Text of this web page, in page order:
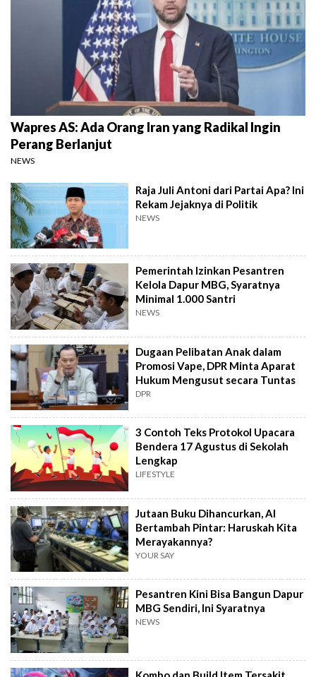
Wapres AS: Ada Orang Iran yang Radikal Ingin
Perang Berlanjut
NEWS
Raja Juli Antoni dari Partai Apa? Ini
Rekam Jejaknya di Politik
NEWS
Pemerintah Izinkan Pesantren
Kelola Dapur MBG, Syaratnya
Minimal 1.000 Santri
NEWS
Dugaan Pelibatan Anak dalam
Promosi Vape, DPR Minta Aparat
Hukum Mengusut secara Tuntas
DPR
3 Contoh Teks Protokol Upacara
Bendera 17 Agustus di Sekolah
Lengkap
LIFESTYLE
Jutaan Buku Dihancurkan, AI
Bertambah Pintar: Haruskah Kita
Merayakannya?
YOUR SAY
Pesantren Kini Bisa Bangun Dapur
MBG Sendiri, Ini Syaratnya
NEWS